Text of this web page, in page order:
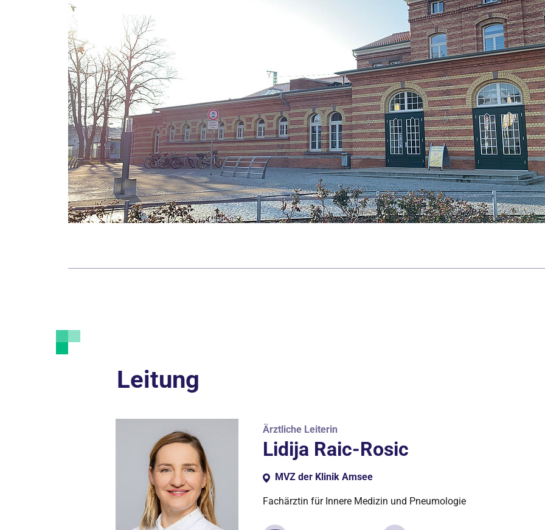
Leitung
Ärztliche Leiterin
Lidija Raic-Rosic
MVZ der Klinik Amsee
Fachärztin für Innere Medizin und Pneumologie